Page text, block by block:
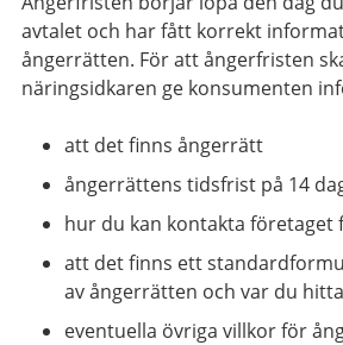
avtalet och har fått korrekt
ångerrätten. För att ångerfristen
näringsidkaren ge konsumenten
att det finns ångerrätt
ångerrättens tidsfrist på 14
hur du kan kontakta företaget
att det finns ett
av ångerrätten och var du
eventuella övriga villkor för